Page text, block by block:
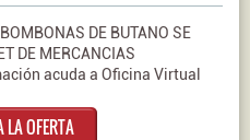
DE BUTANO SE
DE MERCANCIAS
acuda a Oficina Virtual
LA OFERTA